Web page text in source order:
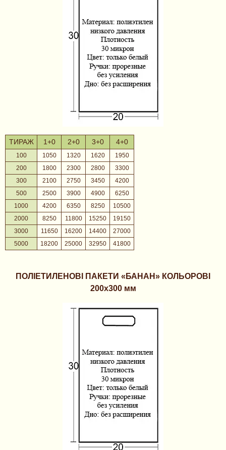
ТИРАЖ 1+0 2+0 3+0 4+0
100 1050 1320 1620
1950
200
1800 2300 2800
3300
300
2100 2750 3450
4200
500
2500 3900 4900
6250
1000
4200 6350 8250
10500
2000
8250 11800 15250
19150
3000
11650 16200 14400
27000
5000
18200 25000 32950 41800
ПОЛІЕТИЛЕНОВІ ПАКЕТИ «БАНАН» КОЛЬОРОВІ
200х300 мм